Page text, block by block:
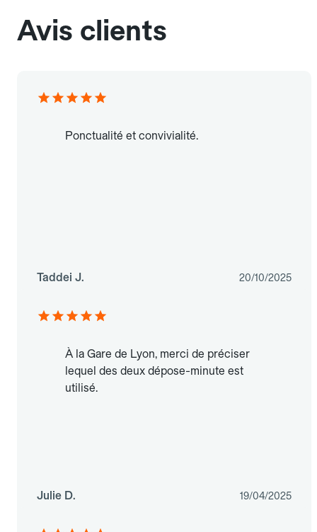
Avis clients
Ponctualité et convivialité.
Taddei J. 20/10/2025
À la Gare de Lyon, merci de préciser
lequel des deux dépose-minute est
utilisé.
Julie D. 19/04/2025